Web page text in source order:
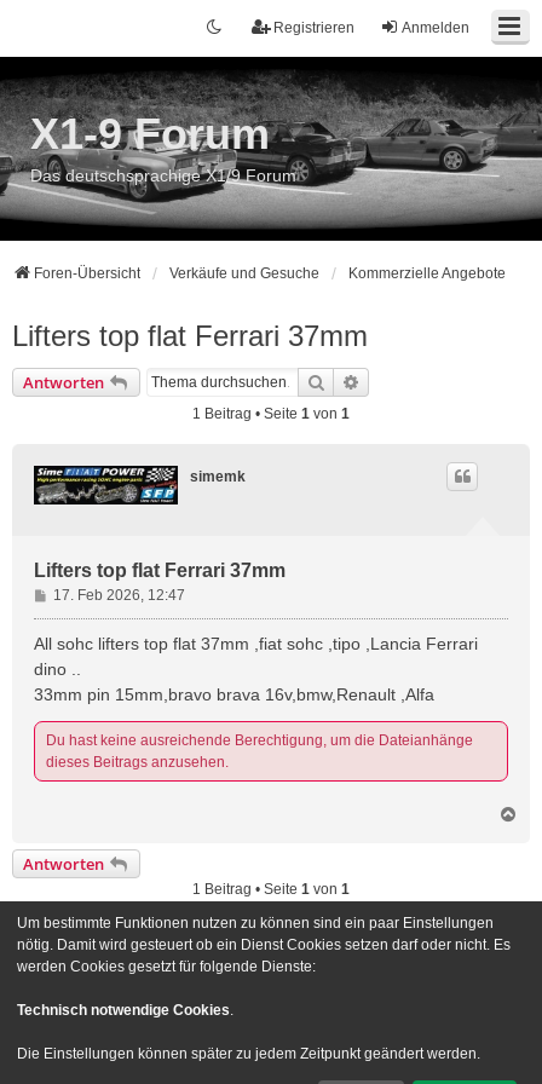
Anmelden
Registrieren
X1-9 Forum
Das deutschsprachige X1/9 Forum
Foren-Übersicht Verkäufe und Gesuche Kommerzielle Angebote
Lifters top flat Ferrari 37mm
Antworten Suche
1 Beitrag • Seite 1 von 1
simemk
Lifters top flat Ferrari 37mm
B
e
i
a
g
17. Feb 2026, 12:47
All sohc lifters top flat 37mm ,fiat sohc ,tipo ,Lancia Ferrari
dino ..
33mm pin 15mm,bravo brava 16v,bmw,Renault ,Alfa
Du hast keine ausreichende Berechtigung, um die Dateianhänge
dieses Beitrags anzusehen.
Antworten
1 Beitrag • Seite 1 von 1
Gehe zu
Foren-Übersicht Kontakt
Powered byphpBB® Forum Software © phpBB Limited
Um bestimmte Funktionen nutzen zu können sind ein paar Einstellungen
nötig. Damit wird gesteuert ob ein Dienst Cookies setzen darf oder nicht. Es
werden Cookies gesetzt für folgende Dienste:
Technisch notwendige Cookies.
Die Einstellungen können später zu jedem Zeitpunkt geändert werden.